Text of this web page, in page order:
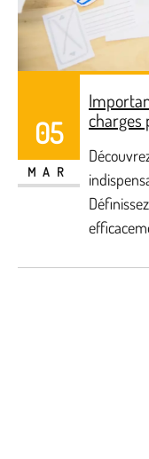
05
MAR
charges